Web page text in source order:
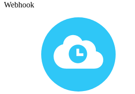
Webhook